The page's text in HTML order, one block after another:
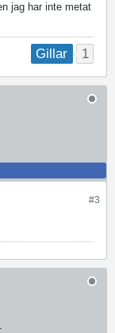
jag har inte metat
Gillar 1
#3